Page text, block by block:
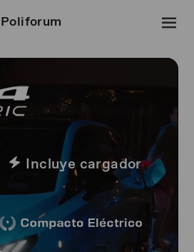
Incluye cargador